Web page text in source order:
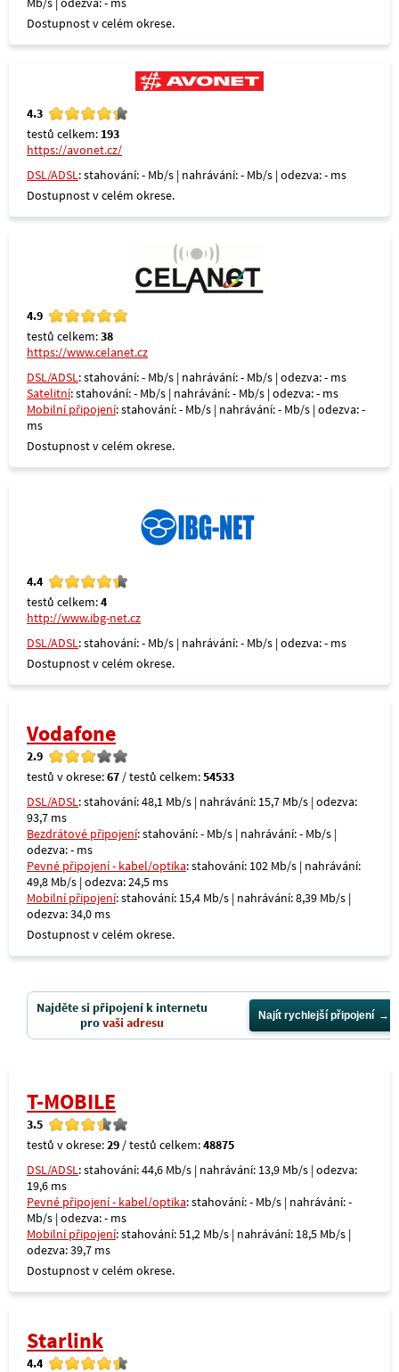
Dostupnost v celém okrese.
4.3
testů celkem: 193
https://avonet.cz/
DSL/ADSL: stahování: - Mb/s | nahrávání: - Mb/s | odezva: - ms
Dostupnost v celém okrese.
4.9
testů celkem:38
https://www.celanet.cz
DSL/ADSL: stahování: - Mb/s | nahrávání: - Mb/s | odezva: - ms
Satelitní: stahování: - Mb/s | nahrávání: - Mb/s | odezva: - ms
Mobilní připojení: stahování: - Mb/s | nahrávání: - Mb/s | odezva: -
ms
Dostupnost v celém okrese.
4.4
testů celkem:4
http://www.ibg-net.cz
DSL/ADSL: stahování: - Mb/s | nahrávání: - Mb/s | odezva: - ms
Dostupnost v celém okrese.
Vodafone
2.9
testů v okrese:67 / testů celkem:54533
DSL/ADSL: stahování: 48,1 Mb/s | nahrávání: 15,7 Mb/s | odezva:
93,7 ms
Bezdrátové připojení: stahování: - Mb/s | nahrávání: - Mb/s |
odezva: - ms
Pevné připojení - kabel/optika: stahování: 102 Mb/s | nahrávání:
49,8 Mb/s | odezva: 24,5 ms
Mobilní připojení: stahování: 15,4 Mb/s | nahrávání: 8,39 Mb/s |
odezva: 34,0 ms
Dostupnost v celém okrese.
Najděte si připojení k internetu
provaši adresu Najít rychlejší připojení
T-MOBILE
3.5
testů v okrese:29 / testů celkem:48875
DSL/ADSL: stahování: 44,6 Mb/s | nahrávání: 13,9 Mb/s | odezva:
19,6 ms
Pevné připojení - kabel/optika: stahování: - Mb/s | nahrávání: -
Mb/s | odezva: - ms
Mobilní připojení: stahování: 51,2 Mb/s | nahrávání: 18,5 Mb/s |
odezva: 39,7 ms
Dostupnost v celém okrese.
Starlink
4.4